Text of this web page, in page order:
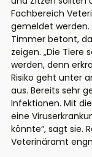
Fachbereich
gemeldet werden.
Timmer betont,
zeigen. „Die
werden, denn
Risiko geht unter
aus. Bereits sehr
Infektionen. Mit
eine
könnte“, sagt sie.
Veterinäramt